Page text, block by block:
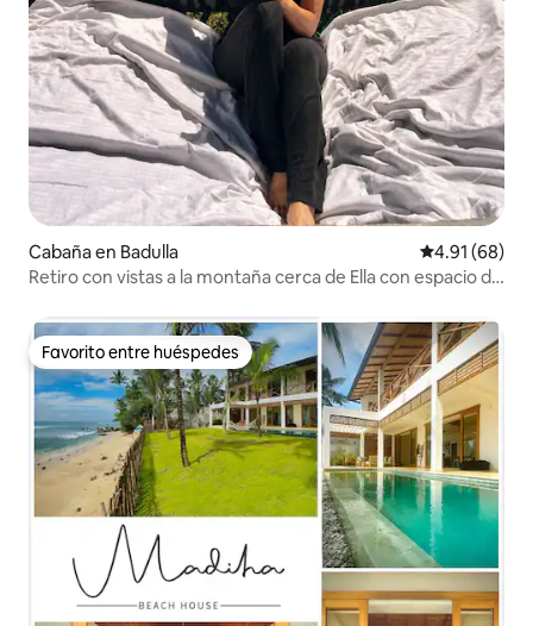
Cabaña en Badulla Calificación
4.91 (68)
Retiro con vistas a la montaña cerca de Ella con espacio de
Favorito entre huéspedes
Favorito entre huéspedes